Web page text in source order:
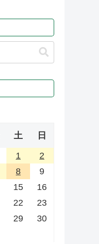
土 日
1
2
8
9
15
16
22
23
29
30